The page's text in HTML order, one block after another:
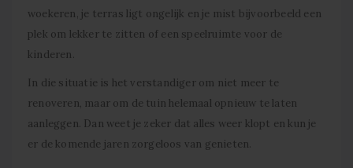
woekeren, je terras ligt ongelijk en je mist bijvoorbeeld een
plek om lekker te zitten of een speelruimte voor de
kinderen.
In die situatie is het verstandiger om niet meer te
renoveren, maar om de tuin helemaal opnieuw te laten
aanleggen. Dan weet je zeker dat alles weer klopt en kun je
er de komende jaren zorgeloos van genieten.